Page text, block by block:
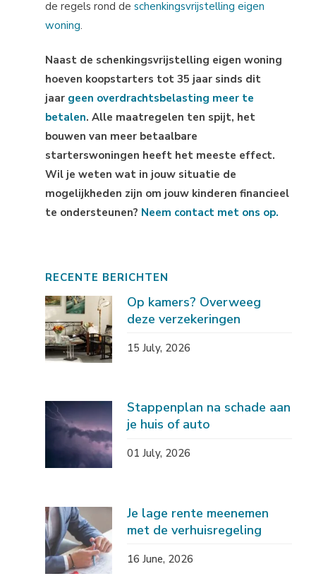
de regels rond de schenkingsvrijstelling eigen
woning.
Naast de schenkingsvrijstelling eigen woning
hoeven koopstarters tot 35 jaar sinds dit
jaar geen overdrachtsbelasting meer te
betalen. Alle maatregelen ten spijt, het
bouwen van meer betaalbare
starterswoningen heeft het meeste effect.
Wil je weten wat in jouw situatie de
mogelijkheden zijn om jouw kinderen financieel
te ondersteunen? Neem contact met ons op.
RECENTE BERICHTEN
Op kamers? Overweeg
deze verzekeringen
15 July, 2026
Stappenplan na schade aan
je huis of auto
01 July, 2026
Je lage rente meenemen
met de verhuisregeling
16 June, 2026